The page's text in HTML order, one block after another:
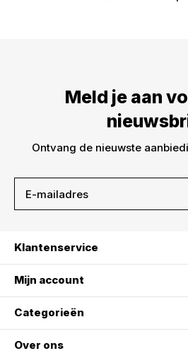
Meld je aan
Ontvang de nieuwste
Klantenservice
Mijn account
Categorieën
Over ons